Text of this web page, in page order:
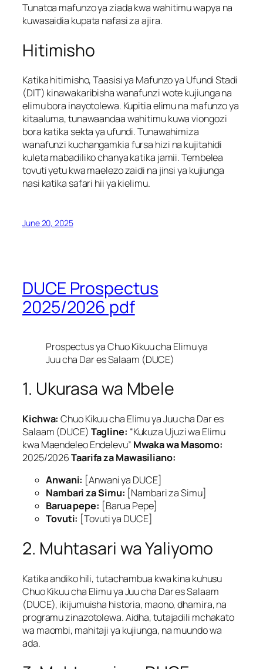
Tunatoa mafunzo ya ziada kwa wahitimu wapya na
kuwasaidia kupata nafasi za ajira.
Hitimisho
Katika hitimisho, Taasisi ya Mafunzo ya Ufundi Stadi
(DIT) kinawakaribisha wanafunzi wote kujiunga na
elimu bora inayotolewa. Kupitia elimu na mafunzo ya
kitaaluma, tunawaandaa wahitimu kuwa viongozi
bora katika sekta ya ufundi. Tunawahimiza
wanafunzi kuchangamkia fursa hizi na kujitahidi
kuleta mabadiliko chanya katika jamii. Tembelea
tovuti yetu kwa maelezo zaidi na jinsi ya kujiunga
nasi katika safari hii ya kielimu.
June 20, 2025
DUCE Prospectus
2025/2026 pdf
Prospectus ya Chuo Kikuu cha Elimu ya
Juu cha Dar es Salaam (DUCE)
1. Ukurasa wa Mbele
Kichwa: Chuo Kikuu cha Elimu ya Juu cha Dar es
Salaam (DUCE) Tagline: “Kukuza Ujuzi wa Elimu
kwa Maendeleo Endelevu” Mwaka wa Masomo:
2025/2026Taarifa za Mawasiliano:
Anwani: [Anwani ya DUCE]
Nambari za Simu: [Nambari za Simu]
Barua pepe: [Barua Pepe]
Tovuti: [Tovuti ya DUCE]
2. Muhtasari wa Yaliyomo
Katika andiko hili, tutachambua kwa kina kuhusu
Chuo Kikuu cha Elimu ya Juu cha Dar es Salaam
(DUCE), ikijumuisha historia, maono, dhamira, na
programu zinazotolewa. Aidha, tutajadili mchakato
wa maombi, mahitaji ya kujiunga, na muundo wa
ada.